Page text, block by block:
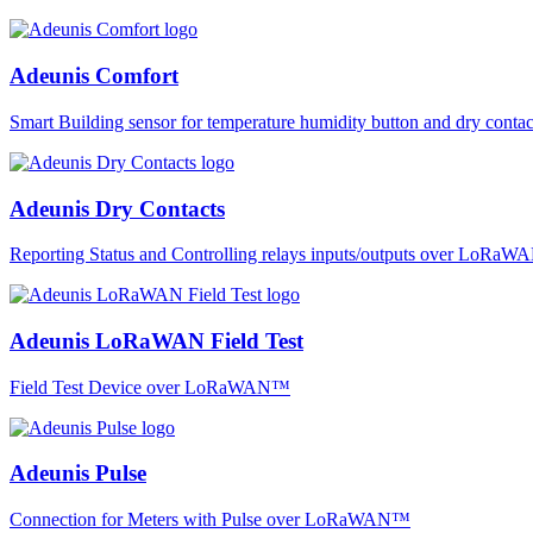
Adeunis Comfort
Smart Building sensor for temperature humidity button and dry
Adeunis Dry Contacts
Reporting Status and Controlling relays inputs/outputs over
Adeunis LoRaWAN Field Test
Field Test Device over LoRaWAN™
Adeunis Pulse
Connection for Meters with Pulse over LoRaWAN™